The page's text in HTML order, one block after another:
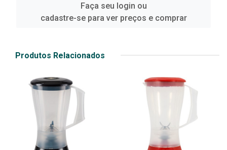
Faça seu login ou
cadastre-se para ver preços e comprar
Produtos Relacionados